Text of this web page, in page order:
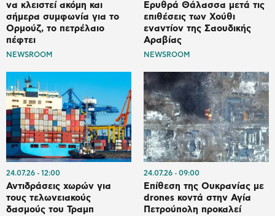
να κλειστεί ακόμη και
σήμερα συμφωνία για το
Ορμούζ, το πετρέλαιο
πέφτει
NEWSROOM
Ερυθρά Θάλασσα μετά τις
επιθέσεις των Χούθι
εναντίον της Σαουδικής
Αραβίας
NEWSROOM
24.07.26 12:00
Αντιδράσεις χωρών για
τους τελωνειακούς
δασμούς του Τραμπ
24.07.26 09:00
Επίθεση της Ουκρανίας με
drones κοντά στην Αγία
Πετρούπολη προκαλεί